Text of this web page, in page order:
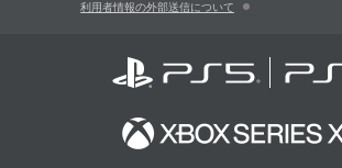
利用者情報の外部送信について